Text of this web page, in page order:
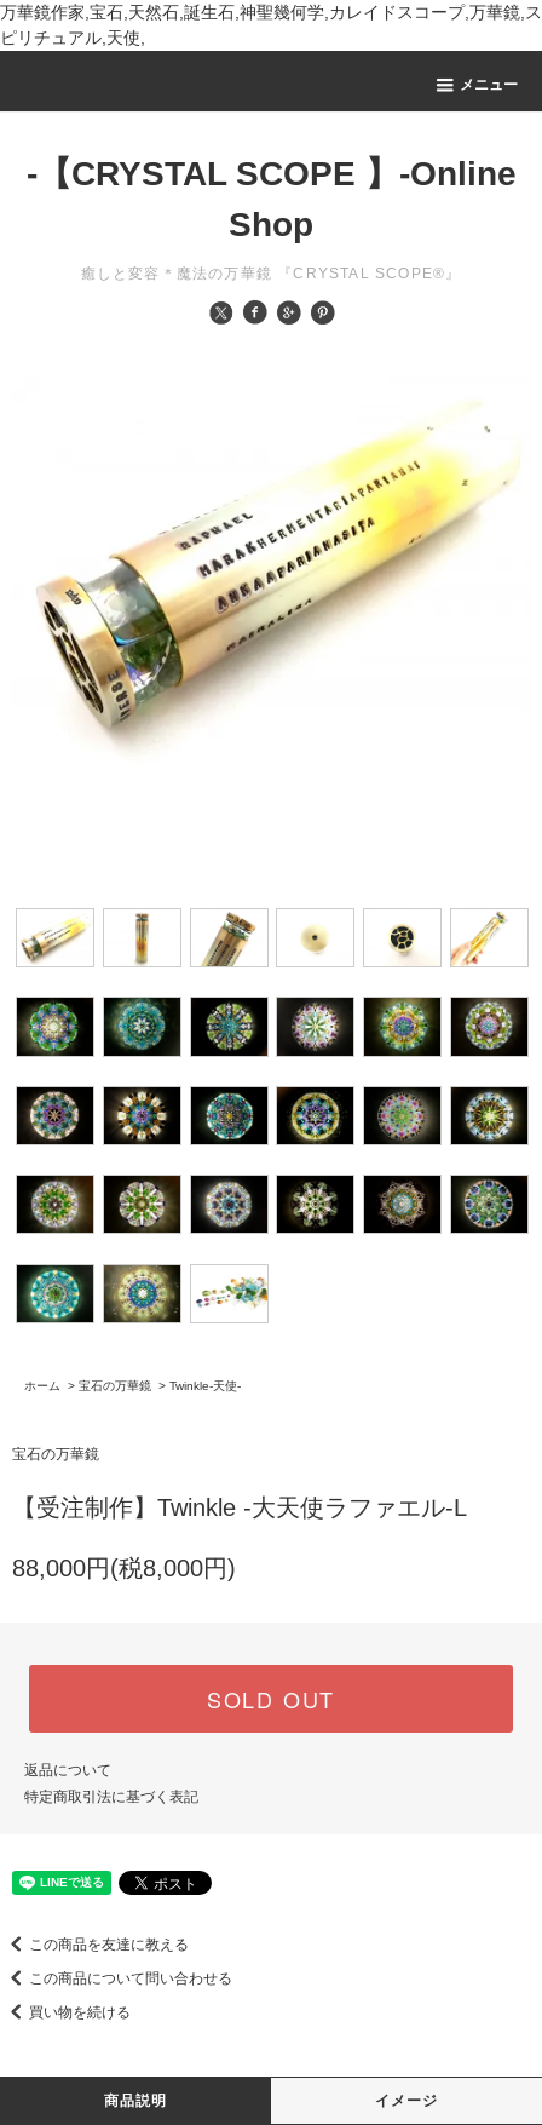
万華鏡作家,宝石,天然石,誕生石,神聖幾何学,カレイドスコープ,万華鏡,ス
ピリチュアル,天使,
メニュー
-【CRYSTAL SCOPE 】-Online
Shop
癒しと変容＊魔法の万華鏡 『CRYSTAL SCOPE®』
ホーム > 宝石の万華鏡 > Twinkle-天使-
宝石の万華鏡
【受注制作】Twinkle -大天使ラファエル-L
88,000円(税8,000円)
SOLD OUT
返品について
特定商取引法に基づく表記
この商品を友達に教える
この商品について問い合わせる
買い物を続ける
商品説明 イメージ